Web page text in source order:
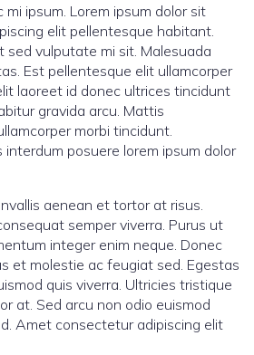
mi ipsum. Lorem ipsum dolor sit
elit pellentesque habitant.
sed vulputate mi sit. Malesuada
Est pellentesque elit ullamcorper
laoreet id donec ultrices tincidunt
gravida arcu. Mattis
morbi tincidunt.
posuere lorem ipsum dolor
aenean et tortor at risus.
semper viverra. Purus ut
integer enim neque. Donec
et molestie ac feugiat sed. Egestas
quis viverra. Ultricies tristique
at. Sed arcu non odio euismod
Amet consectetur adipiscing elit